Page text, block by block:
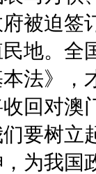
被迫签
地。全
法》，
回对澳
要树
为我国